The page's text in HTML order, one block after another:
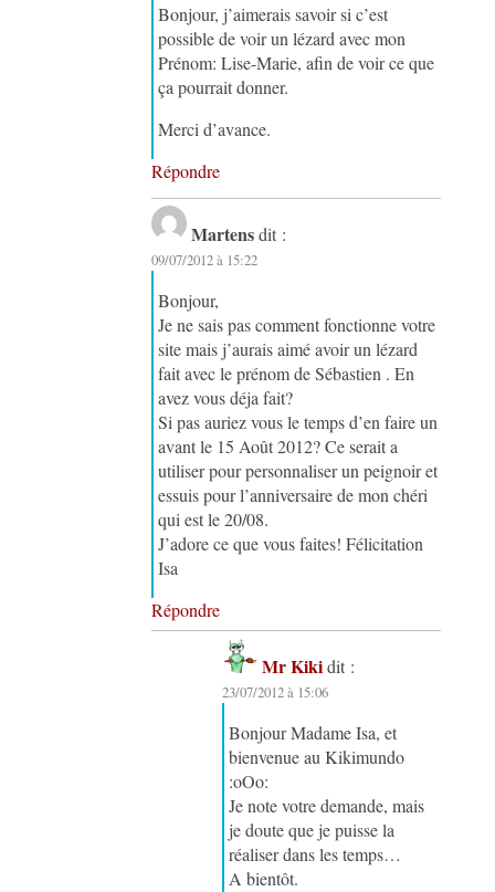
Bonjour, j’aimerais savoir si c’est
possible de voir un lézard avec mon
Prénom: Lise-Marie, afin de voir ce que
ça pourrait donner.
Merci d’avance.
Répondre
Martens dit :
09/07/2012 à 15:22
Bonjour,
Je ne sais pas comment fonctionne votre
site mais j’aurais aimé avoir un lézard
fait avec le prénom de Sébastien . En
avez vous déja fait?
Si pas auriez vous le temps d’en faire un
avant le 15 Août 2012? Ce serait a
utiliser pour personnaliser un peignoir et
essuis pour l’anniversaire de mon chéri
qui est le 20/08.
J’adore ce que vous faites! Félicitation
Isa
Répondre
Mr Kiki dit :
23/07/2012 à 15:06
Bonjour Madame Isa, et
bienvenue au Kikimundo
:oOo:
Je note votre demande, mais
je doute que je puisse la
réaliser dans les temps…
A bientôt.